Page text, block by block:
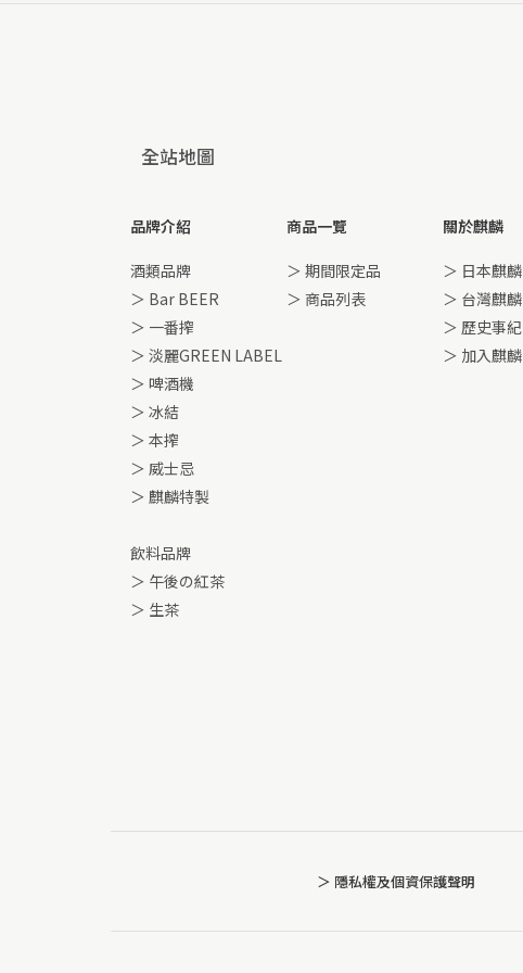
全站地圖
品牌介紹
酒類品牌
＞ Bar BEER
＞ 一番搾
＞ 淡麗GREEN LABEL
＞ 啤酒機
＞ 冰結
＞ 本搾
＞ 威士忌
＞ 麒麟特製
飲料品牌
＞ 午後の紅茶
＞ 生茶
商品一覽
＞ 期間限定品
＞ 商品列表
關於麒麟
＞ 日本麒麟
＞ 台灣麒麟
＞ 歷史事紀
＞ 加入麒麟
＞ 隱私權及個資保護聲明